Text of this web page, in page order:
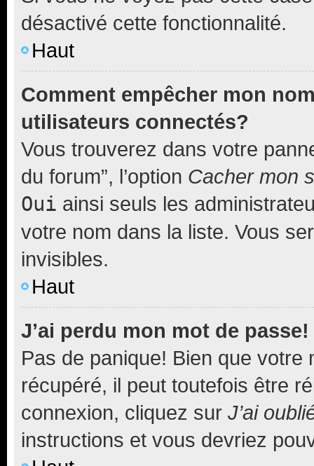
désactivé cette fonctionnalité.
Haut
Comment empêcher mon
utilisateurs connectés?
Vous trouverez dans votre
du forum”, l’option Cacher mon
Oui ainsi seuls les
votre nom dans la liste. Vous
invisibles.
Haut
J’ai perdu mon mot de passe!
Pas de panique! Bien que
récupéré, il peut toutefois être
connexion, cliquez sur J’ai
instructions et vous devriez